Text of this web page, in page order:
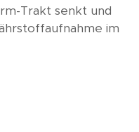
Trakt senkt und
im